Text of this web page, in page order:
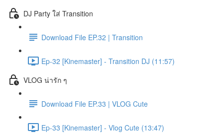
DJ Party ใส่ Transition
Download File EP.32 | Transition
Ep-32 [Kinemaster] - Transition DJ (11:57)
VLOG น่ารัก ๆ
Download File EP.33 | VLOG Cute
Ep-33 [Kinemaster] - Vlog Cute (13:47)